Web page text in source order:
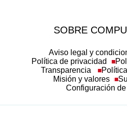
SOBRE
Aviso legal y
Política de privacidad
Transparencia
Misión y valores
Configuración